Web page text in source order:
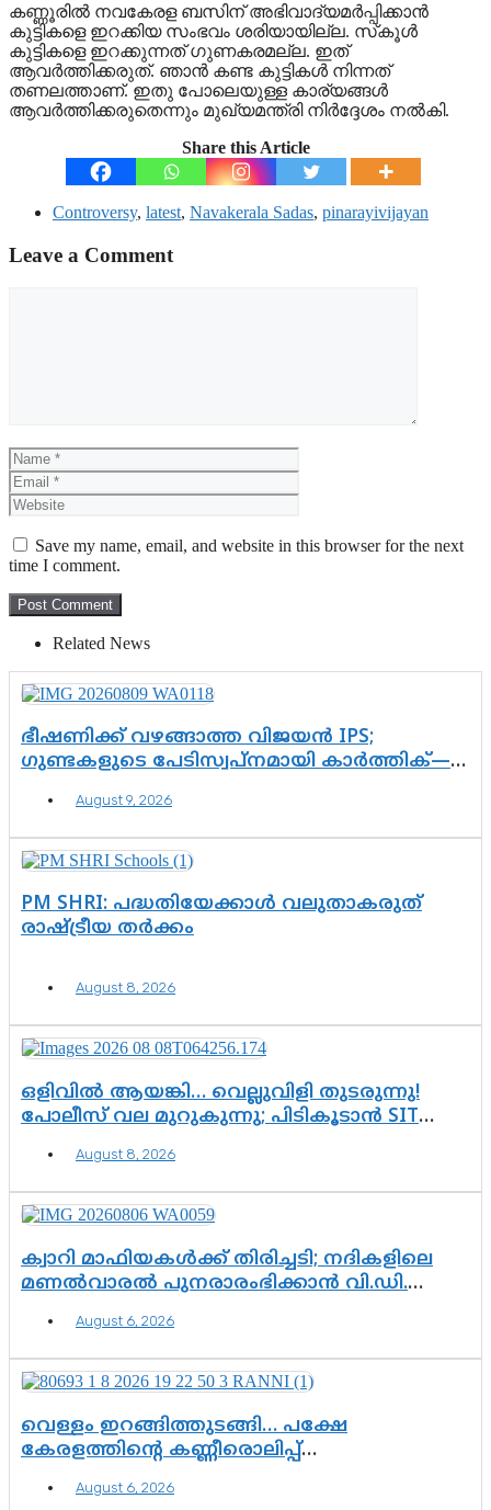
കണ്ണൂരില്‍ നവകേരള ബസിന് അഭിവാദ്യമര്‍പ്പിക്കാന്‍
കുട്ടികളെ ഇറക്കിയ സംഭവം ശരിയായില്ല. സ്‌കൂള്‍
കുട്ടികളെ ഇറക്കുന്നത് ഗുണകരമല്ല. ഇത്
ആവര്‍ത്തിക്കരുത്. ഞാന്‍ കണ്ട കുട്ടികള്‍ നിന്നത്
തണലത്താണ്. ഇതു പോലെയുള്ള കാര്യങ്ങള്‍
ആവര്‍ത്തിക്കരുതെന്നും മുഖ്യമന്ത്രി നിര്‍ദ്ദേശം നല്‍കി.
Share this Article
Controversy, latest, Navakerala Sadas, pinarayivijayan
Leave a Comment
Name
Save my name, email, and website in this browser for the next
time I comment.
Related News
ഭീഷണിക്ക് വഴങ്ങാത്ത വിജയൻ IPS;
ഗുണ്ടകളുടെ പേടിസ്വപ്നമായി കാർത്തിക്—
ഓപ്പറേഷനിൽ ആയങ്കി കുടുങ്ങി!
August 9, 2026
PM SHRI: പദ്ധതിയേക്കാൾ വലുതാകരുത്
രാഷ്ട്രീയ തർക്കം
August 8, 2026
ഒളിവിൽ ആയങ്കി… വെല്ലുവിളി തുടരുന്നു!
പോലീസ് വല മുറുകുന്നു; പിടികൂടാൻ SIT
എന്നത് മാത്രം അല്ല—ആയങ്കി
കസ്റ്റഡിയിലായാൽ പുറത്തുവരുക
എന്തൊക്കെ വിവരങ്ങൾ?”
August 8, 2026
ക്വാറി മാഫിയകൾക്ക് തിരിച്ചടി; നദികളിലെ
മണൽവാരൽ പുനരാരംഭിക്കാൻ വി.ഡി.
August 6, 2026
വെള്ളം ഇറങ്ങിത്തുടങ്ങി… പക്ഷേ
കേരളത്തിന്റെ കണ്ണീരൊലിപ്പ്
August 6, 2026